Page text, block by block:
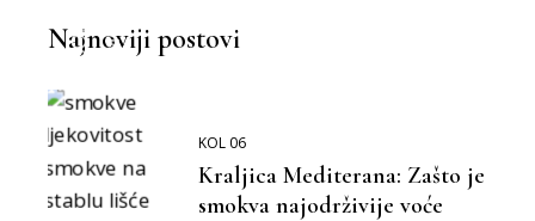
Najnoviji postovi
KOL 06
Kraljica Mediterana: Zašto je
smokva najodrživije voće